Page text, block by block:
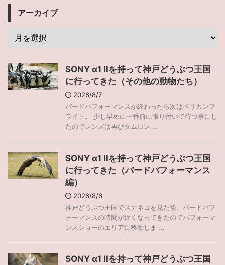
アーカイブ
SONY α1 IIを持って神戸どうぶつ王国
に行ってきた（その他の動物たち）
2026/8/7
バードパフォーマンスが終わったら次はペリカンフ
ライト。 少し早めに一番前に張り付いて待つ事にし
たのでレンズは再びタムロン ...
SONY α1 IIを持って神戸どうぶつ王国
に行ってきた（バードパフォーマンス
編）
2026/8/6
神戸どうぶつ王国でスナネコを見た後、バードパフ
ォーマンスの時間が近くなってきたのでパフォーマ
ンスショーのエリアに移動しま ...
SONY α1 IIを持って神戸どうぶつ王国